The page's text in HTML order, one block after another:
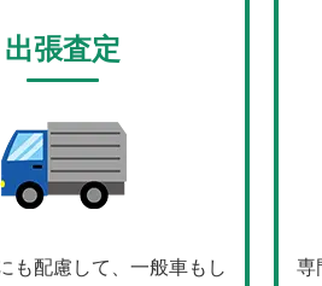
出張査定
も配慮して、一般車もし
専